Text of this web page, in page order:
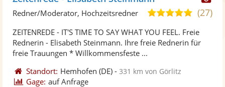
5,0
5
(27)
Redner/Moderator, Hochzeitsredner
ZEITENREDE - IT'S TIME TO SAY WHAT YOU FEEL. Freie
Rednerin - Elisabeth Steinmann. Ihre freie Rednerin für
freie Trauungen * Willkommensfeste ...
Standort: Hemhofen (DE) -331 km von Görlitz
Gage: auf Anfrage